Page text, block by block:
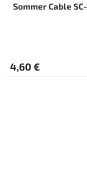
Sommer Cable
4,60 €